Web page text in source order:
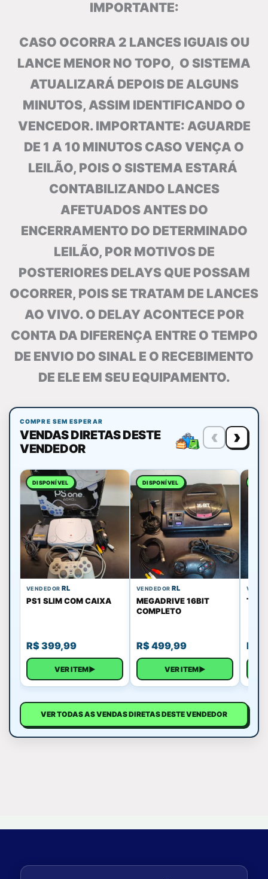
IMPORTANTE:
CASO OCORRA 2 LANCES IGUAIS OU
LANCE MENOR NO TOPO, O SISTEMA
ATUALIZARÁ DEPOIS DE ALGUNS
MINUTOS, ASSIM IDENTIFICANDO O
VENCEDOR. IMPORTANTE: AGUARDE
DE 1 A 10 MINUTOS CASO VENÇA O
LEILÃO, POIS O SISTEMA ESTARÁ
CONTABILIZANDO LANCES
AFETUADOS ANTES DO
ENCERRAMENTO DO DETERMINADO
LEILÃO, POR MOTIVOS DE
POSTERIORES DELAYS QUE POSSAM
OCORRER, POIS SE TRATAM DE LANCES
AO VIVO. O DELAY ACONTECE POR
CONTA DA DIFERENÇA ENTRE O TEMPO
DE ENVIO DO SINAL E O RECEBIMENTO
DE ELE EM SEU EQUIPAMENTO.
COMPRE SEM ESPERAR
VENDAS DIRETAS DESTE
VENDEDOR
‹ ›
DISPONÍVEL
VENDEDOR RL
PS1 SLIM COM CAIXA
R$399,99
VER ITEM▶
DISPONÍVEL
VENDEDOR RL
MEGADRIVE 16BIT
COMPLETO
R$499,99
VER ITEM▶
TOY
R$
VER TODAS AS VENDAS DIRETAS DESTE VENDEDOR